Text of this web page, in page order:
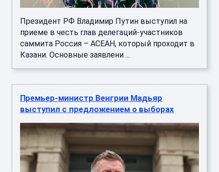
Президент РФ Владимир Путин выступил на
приеме в честь глав делегаций-участников
саммита Россия – АСЕАН, который проходит в
Казани. Основные заявлени ...
Премьер-министр Венгрии Мадьяр
выступил с предложением о выборах